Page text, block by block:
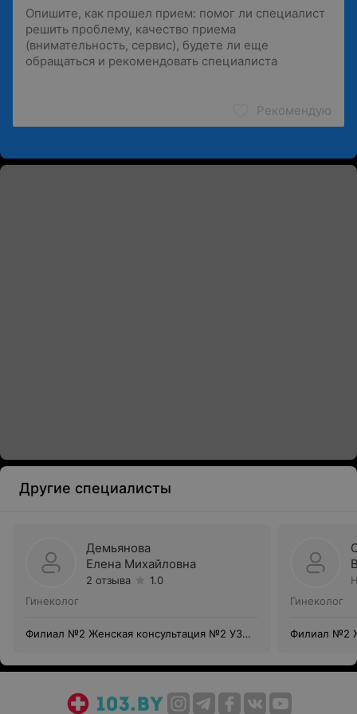
Рекомендую
Другие специалисты
Демьянова
Елена Михайловна
2 отзыва
1.0
Гинеколог
Филиал №2 Женская консультация №2 УЗ
Гинеколог
Филиал №2
родильный